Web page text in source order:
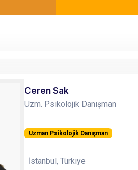
Ceren Sak
Uzm. Psikolojik Danışman
Uzman Psikolojik Danışman
İstanbul, Türkiye